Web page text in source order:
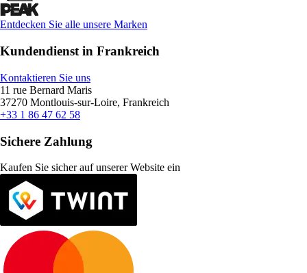
Entdecken Sie alle unsere Marken
Kundendienst in Frankreich
Kontaktieren Sie uns
11 rue Bernard Maris
37270 Montlouis-sur-Loire, Frankreich
+33 1 86 47 62 58
Sichere Zahlung
Kaufen Sie sicher auf unserer Website ein